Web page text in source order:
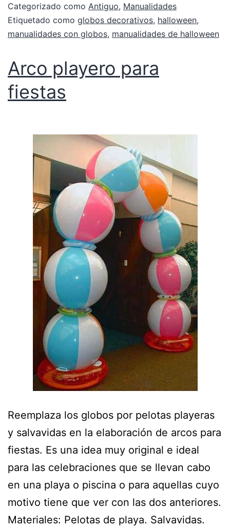
Categorizado como Antiguo, Manualidades
Etiquetado como globos decorativos, halloween,
manualidades con globos, manualidades de halloween
Arco playero para
fiestas
Reemplaza los globos por pelotas playeras
y salvavidas en la elaboración de arcos para
fiestas. Es una idea muy original e ideal
para las celebraciones que se llevan cabo
en una playa o piscina o para aquellas cuyo
motivo tiene que ver con las dos anteriores.
Materiales: Pelotas de playa. Salvavidas.